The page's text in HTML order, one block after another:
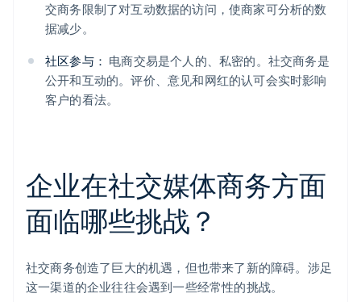
交商务限制了对互动数据的访问，使商家可分析的数
据减少。
社区参与： 电商交易是个人的、私密的。社交商务是
公开和互动的。评价、意见和网红的认可会实时影响
客户的看法。
企业在社交媒体商务方面
面临哪些挑战？
社交商务创造了巨大的机遇，但也带来了新的障碍。涉足
这一渠道的企业往往会遇到一些经常性的挑战。